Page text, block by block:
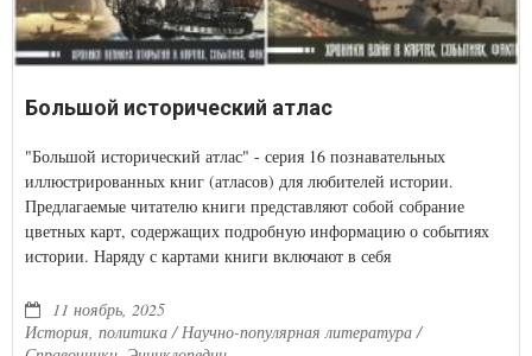
Большой исторический атлас
"Большой исторический атлас" - серия 16 познавательных
иллюстрированных книг (атласов) для любителей истории.
Предлагаемые читателю книги представляют собой собрание
цветных карт, содержащих подробную информацию о событиях
истории. Наряду с картами книги включают в себя
итоги военных событий, отраженных на картах. Материал
дополнен иллюстрациями, биографиями отдельных политических
11 ноябрь, 2025
История, политика / Научно-популярная литература /